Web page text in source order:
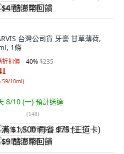
$4 酷澎幣回饋
台灣公司貨 牙膏 甘草薄荷,
1條
折扣價 40%$235
10ml)
8/10 (一) 預計送達
(148)
满 $1,500 再省 $75 (王道卡)
$9 酷澎幣回饋